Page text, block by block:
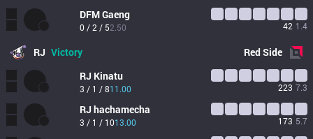
DFMGaeng
0 / 2 / 52.50 42 1.4
RJ Victory RedSide
RJ Kinatu
3 / 1 / 811.00 223 7.3
RJ hachamecha
3 / 1 / 1013.00 173 5.7